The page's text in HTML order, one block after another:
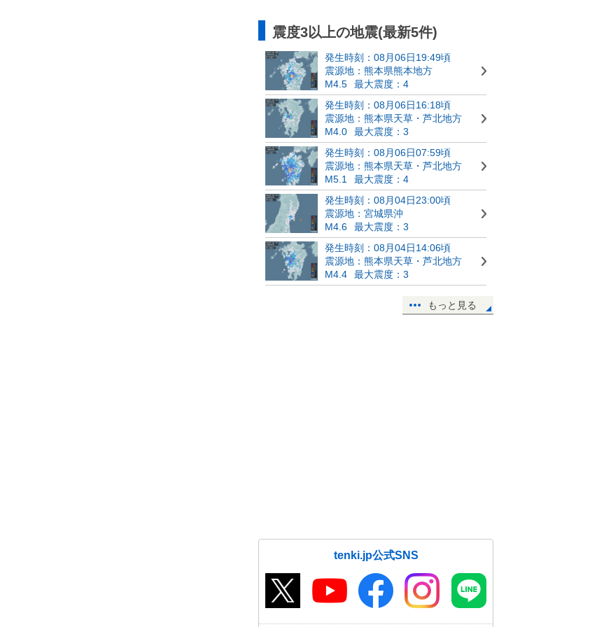
震度3以上の地震(最新5件)
発生時刻：08月06日19:49頃
震源地：熊本県熊本地方
M4.5
最大震度：4
発生時刻：08月06日16:18頃
震源地：熊本県天草・芦北地方
M4.0
最大震度：3
発生時刻：08月06日07:59頃
震源地：熊本県天草・芦北地方
M5.1
最大震度：4
発生時刻：08月04日23:00頃
震源地：宮城県沖
M4.6
最大震度：3
発生時刻：08月04日14:06頃
震源地：熊本県天草・芦北地方
M4.4
最大震度：3
もっと見る
tenki.jp公式SNS